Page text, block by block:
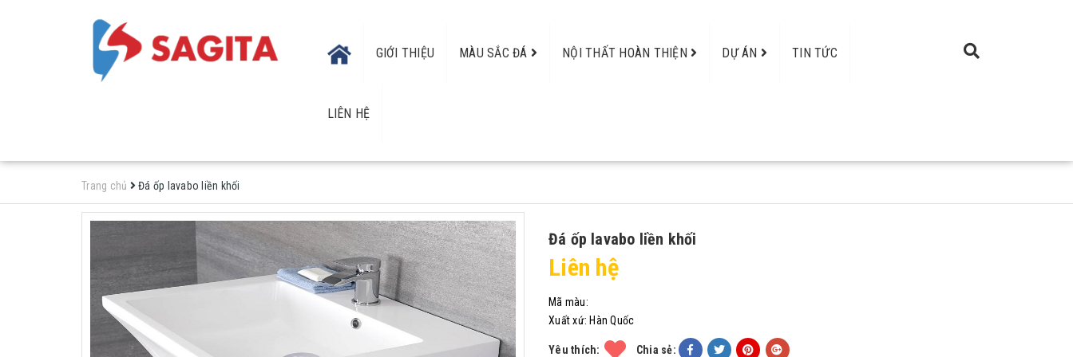
GIỚI THIỆU MÀU SẮC ĐÁ NỘI THẤT HOÀN THIỆN DỰ ÁN TIN TỨC
LIÊN HỆ
Trang chủ Đá ốp lavabo liền khối
Đá ốp lavabo liền khối
Liên hệ
Mã màu:
Xuất xứ: Hàn Quốc
Yêu thích: Chia sẻ: